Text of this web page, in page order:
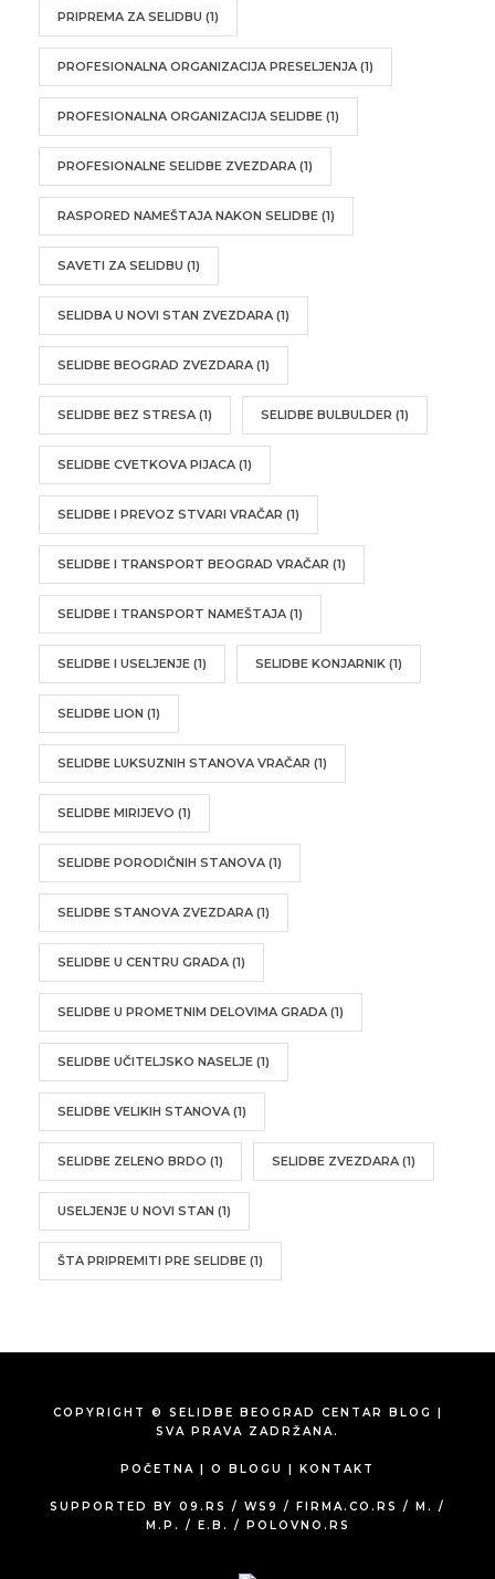
PRIPREMA ZA SELIDBU (1)
PROFESIONALNA ORGANIZACIJA PRESELJENJA (1)
PROFESIONALNA ORGANIZACIJA SELIDBE (1)
PROFESIONALNE SELIDBE ZVEZDARA (1)
RASPORED NAMEŠTAJA NAKON SELIDBE (1)
SAVETI ZA SELIDBU (1)
SELIDBA U NOVI STAN ZVEZDARA (1)
SELIDBE BEOGRAD ZVEZDARA (1)
SELIDBE BEZ STRESA (1) SELIDBE BULBULDER (1)
SELIDBE CVETKOVA PIJACA (1)
SELIDBE I PREVOZ STVARI VRAČAR (1)
SELIDBE I TRANSPORT BEOGRAD VRAČAR (1)
SELIDBE I TRANSPORT NAMEŠTAJA (1)
SELIDBE I USELJENJE (1) SELIDBE KONJARNIK (1)
SELIDBE LION (1)
SELIDBE LUKSUZNIH STANOVA VRAČAR (1)
SELIDBE MIRIJEVO (1)
SELIDBE PORODIČNIH STANOVA (1)
SELIDBE STANOVA ZVEZDARA (1)
SELIDBE U CENTRU GRADA (1)
SELIDBE U PROMETNIM DELOVIMA GRADA (1)
SELIDBE UČITELJSKO NASELJE (1)
SELIDBE VELIKIH STANOVA (1)
SELIDBE ZELENO BRDO (1) SELIDBE ZVEZDARA (1)
USELJENJE U NOVI STAN (1)
ŠTA PRIPREMITI PRE SELIDBE (1)
COPYRIGHT © SELIDBE BEOGRAD CENTAR BLOG |
SVA PRAVA ZADRŽANA.
POČETNA | O BLOGU | KONTAKT
SUPPORTED BY 09.RS / WS9 / FIRMA.CO.RS / M.
/
M.P.
/ E.B. / POLOVNO.RS